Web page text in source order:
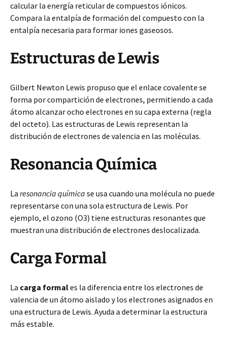
calcular la energía reticular de compuestos iónicos.
Compara la entalpía de formación del compuesto con la
entalpía necesaria para formar iones gaseosos.
Estructuras de Lewis
Gilbert Newton Lewis propuso que el enlace covalente se
forma por compartición de electrones, permitiendo a cada
átomo alcanzar ocho electrones en su capa externa (regla
del octeto). Las estructuras de Lewis representan la
distribución de electrones de valencia en las moléculas.
Resonancia Química
La resonancia química se usa cuando una molécula no puede
representarse con una sola estructura de Lewis. Por
ejemplo, el ozono (O3) tiene estructuras resonantes que
muestran una distribución de electrones deslocalizada.
Carga Formal
La carga formales la diferencia entre los electrones de
valencia de un átomo aislado y los electrones asignados en
una estructura de Lewis. Ayuda a determinar la estructura
más estable.